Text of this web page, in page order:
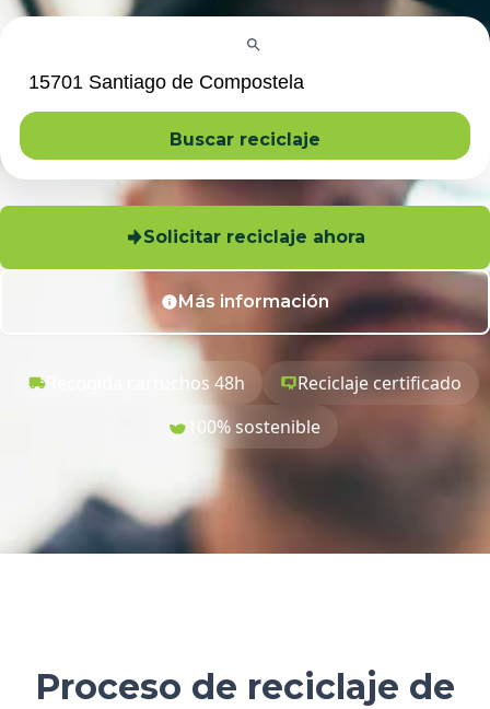
Buscar reciclaje
Solicitar reciclaje ahora
Más información
Recogida cartuchos 48h
Reciclaje certificado
100% sostenible
Proceso de reciclaje de